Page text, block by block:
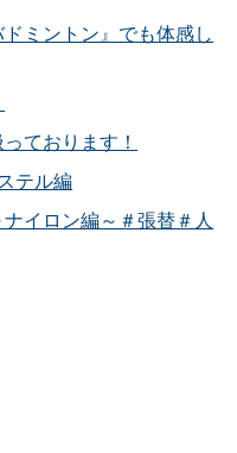
ミントン』でも体感し
ております！
テル編
イロン編～＃張替＃人